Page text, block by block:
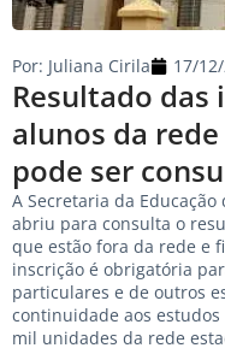
Resultado das
alunos da
pode ser
Por: Juliana Cirila 17/
A Secretaria da Educação
abriu para consulta o
que estão fora da rede e
inscrição é obrigatória
particulares e de outros
continuidade aos
mil unidades da rede